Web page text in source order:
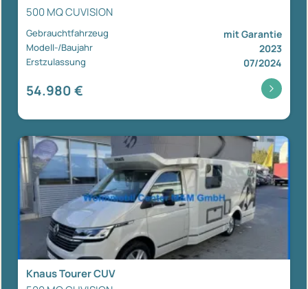
500 MQ CUVISION
Gebrauchtfahrzeug mit Garantie
Modell-/Baujahr 2023
Erstzulassung 07/2024
54.980 €
Knaus Tourer CUV